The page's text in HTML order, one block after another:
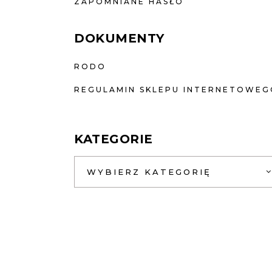
DOKUMENTY
RODO
REGULAMIN SKLEPU
KATEGORIE
WYBIERZ KATEGORIĘ